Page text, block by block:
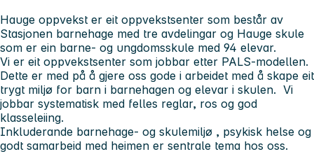
Hauge oppvekst er eit oppvekstsenter som består av
Stasjonen barnehage med tre avdelingar og Hauge skule
som er ein barne- og ungdomsskule med 94 elevar.
Vi er eit oppvekstsenter som jobbar etter PALS-modellen.
Dette er med på å gjere oss gode i arbeidet med å skape eit
trygt miljø for barn i barnehagen og elevar i skulen. Vi
jobbar systematisk med felles reglar, ros og god
klasseleiing.
Inkluderande barnehage- og skulemiljø , psykisk helse og
godt samarbeid med heimen er sentrale tema hos oss.